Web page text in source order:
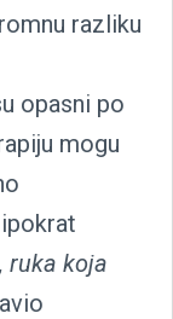
razliku
opasni po
mogu
ruka koja